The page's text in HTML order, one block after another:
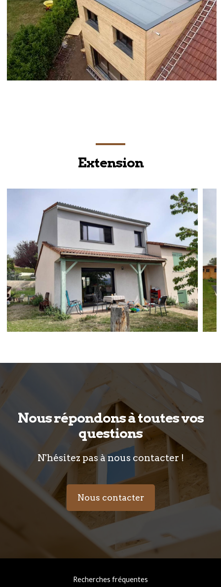
Extension
Nous répondons à toutes vos
questions
N'hésitez pas à nous contacter !
Nous contacter
Recherches fréquentes